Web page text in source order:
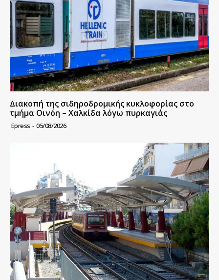
Διακοπή της σιδηροδρομικής κυκλοφορίας στο
τμήμα Οινόη – Χαλκίδα λόγω πυρκαγιάς
Epress - 05/08/2026